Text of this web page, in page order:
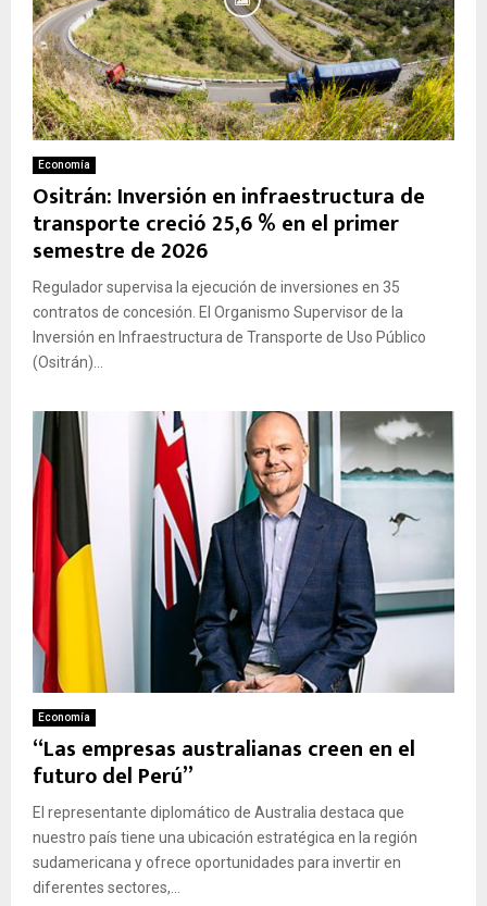
Economía
Ositrán: Inversión en infraestructura de
transporte creció 25,6 % en el primer
semestre de 2026
Regulador supervisa la ejecución de inversiones en 35
contratos de concesión. El Organismo Supervisor de la
Inversión en Infraestructura de Transporte de Uso Público
(Ositrán)...
Economía
“Las empresas australianas creen en el
futuro del Perú”
El representante diplomático de Australia destaca que
nuestro país tiene una ubicación estratégica en la región
sudamericana y ofrece oportunidades para invertir en
diferentes sectores,...